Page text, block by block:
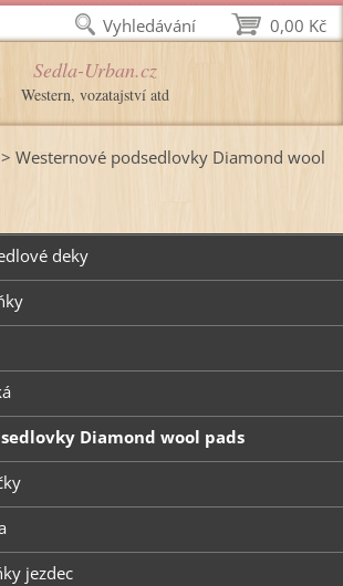
Sedla-Urban.cz
Western, vozatajství atd
> Westernové podsedlovky Diamond wool
deky
Diamond wool pads
jezdec
0,00 Kč
Vyhledávání